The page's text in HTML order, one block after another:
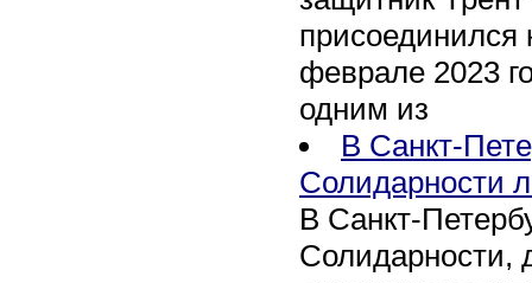
присоединился
феврале 2023
одним из
В Санкт-
Солидарности
В Санкт-
Солидарности,